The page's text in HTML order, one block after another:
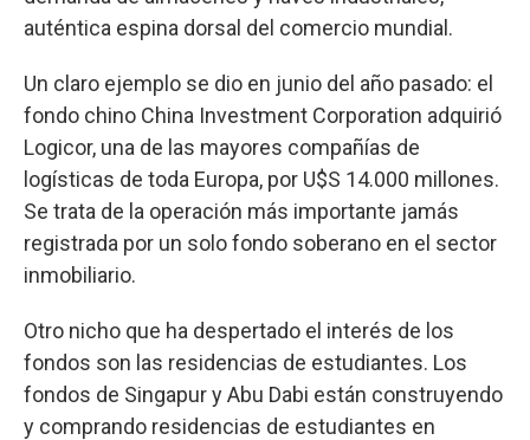
auténtica espina dorsal del comercio mundial.
Un claro ejemplo se dio en junio del año pasado: el
fondo chino China Investment Corporation adquirió
Logicor, una de las mayores compañías de
logísticas de toda Europa, por U$S 14.000 millones.
Se trata de la operación más importante jamás
registrada por un solo fondo soberano en el sector
inmobiliario.
Otro nicho que ha despertado el interés de los
fondos son las residencias de estudiantes. Los
fondos de Singapur y Abu Dabi están construyendo
y comprando residencias de estudiantes en